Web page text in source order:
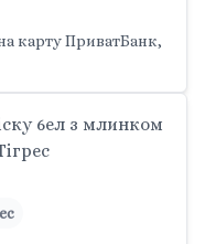
карту ПриватБанк,
6ел з млинком